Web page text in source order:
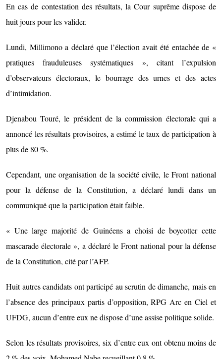
En cas de contestation des résultats, la Cour suprême dispose de
huit jours pour les valider.
Lundi, Millimono a déclaré que l’élection avait été entachée de «
pratiques frauduleuses systématiques », citant l’expulsion
d’observateurs électoraux, le bourrage des urnes et des actes
d’intimidation.
Djenabou Touré, le président de la commission électorale qui a
annoncé les résultats provisoires, a estimé le taux de participation à
plus de 80 %.
Cependant, une organisation de la société civile, le Front national
pour la défense de la Constitution, a déclaré lundi dans un
communiqué que la participation était faible.
« Une large majorité de Guinéens a choisi de boycotter cette
mascarade électorale », a déclaré le Front national pour la défense
de la Constitution, cité par l’AFP.
Huit autres candidats ont participé au scrutin de dimanche, mais en
l’absence des principaux partis d’opposition, RPG Arc en Ciel et
UFDG, aucun d’entre eux ne dispose d’une assise politique solide.
Selon les résultats provisoires, six d’entre eux ont obtenu moins de